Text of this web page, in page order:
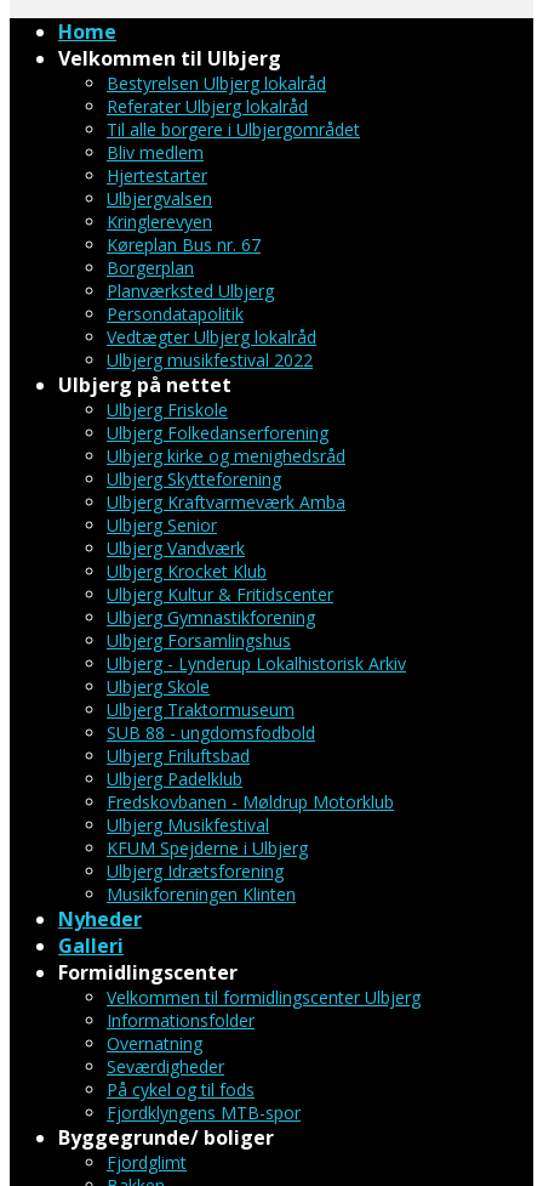
Home
Velkommen til Ulbjerg
Bestyrelsen Ulbjerg lokalråd
Referater Ulbjerg lokalråd
Til alle borgere i Ulbjergområdet
Bliv medlem
Hjertestarter
Ulbjergvalsen
Kringlerevyen
Køreplan Bus nr. 67
Borgerplan
Planværksted Ulbjerg
Persondatapolitik
Vedtægter Ulbjerg lokalråd
Ulbjerg musikfestival 2022
Ulbjerg på nettet
Ulbjerg Friskole
Ulbjerg Folkedanserforening
Ulbjerg kirke og menighedsråd
Ulbjerg Skytteforening
Ulbjerg Kraftvarmeværk Amba
Ulbjerg Senior
Ulbjerg Vandværk
Ulbjerg Krocket Klub
Ulbjerg Kultur & Fritidscenter
Ulbjerg Gymnastikforening
Ulbjerg Forsamlingshus
Ulbjerg - Lynderup Lokalhistorisk Arkiv
Ulbjerg Skole
Ulbjerg Traktormuseum
SUB 88 - ungdomsfodbold
Ulbjerg Friluftsbad
Ulbjerg Padelklub
Fredskovbanen - Møldrup Motorklub
Ulbjerg Musikfestival
KFUM Spejderne i Ulbjerg
Ulbjerg Idrætsforening
Musikforeningen Klinten
Nyheder
Galleri
Formidlingscenter
Velkommen til formidlingscenter Ulbjerg
Informationsfolder
Overnatning
Seværdigheder
På cykel og til fods
Fjordklyngens MTB-spor
Byggegrunde/ boliger
Fjordglimt